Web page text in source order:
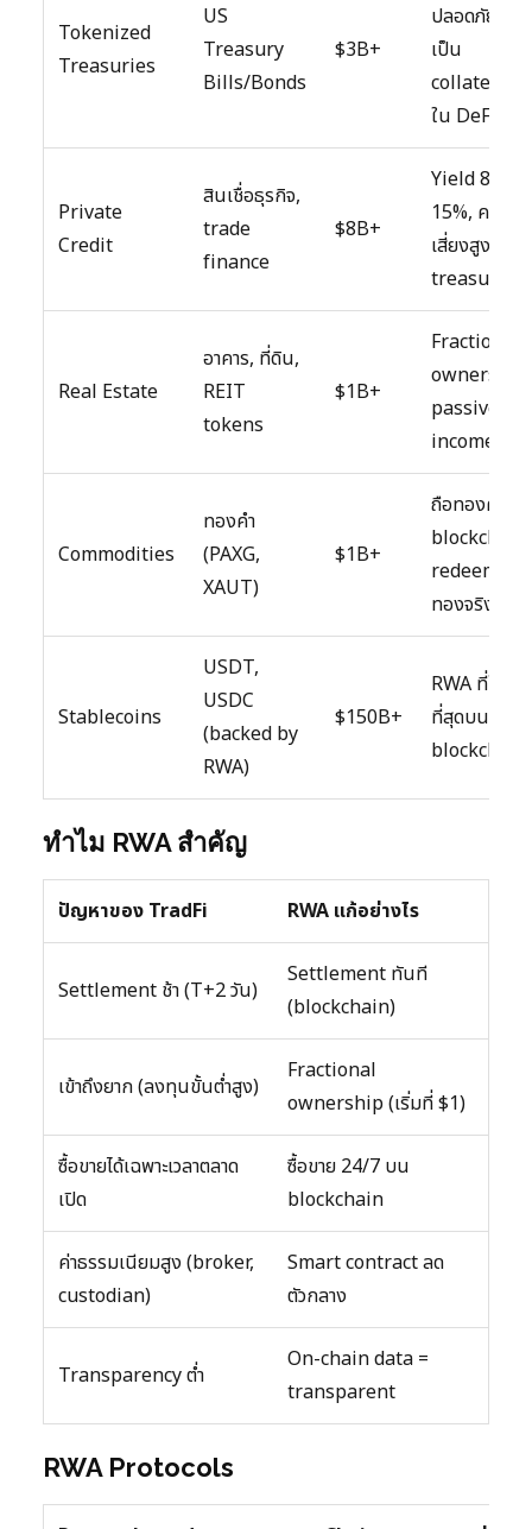
Tokenized
Treasuries
US
Treasury
Bills/Bonds
$3B+
ปลอดภัย, ใช้
เป็น
collateral
ใน DeFi
Private
Credit
สินเชื่อธุรกิจ,
trade
finance
$8B+
Yield 8-
15%, ความ
เสี่ยงสูงกว่า
treasuries
Real Estate
อาคาร, ที่ดิน,
REIT
tokens
$1B+
Fractional
ownership,
passive
income
Commodities
ทองคำ
(PAXG,
XAUT)
$1B+
ถือทองคำบน
blockchain,
redeem
ทองจริงได้
Stablecoins
USDT,
USDC
(backed by
RWA)
$150B+
RWA ที่ใหญ่
ที่สุดบน
blockchain
ทำไม RWA สำคัญ
ปัญหาของ TradFi RWA แก้อย่างไร
Settlement ช้า (T+2 วัน)
Settlement ทันที
(blockchain)
เข้าถึงยาก (ลงทุนขั้นต่ำสูง)
Fractional
ownership (เริ่มที่ $1)
ซื้อขายได้เฉพาะเวลาตลาด
เปิด
ซื้อขาย 24/7 บน
blockchain
ค่าธรรมเนียมสูง (broker,
custodian)
Smart contract ลด
ตัวกลาง
Transparency ต่ำ
On-chain data =
transparent
RWA Protocols